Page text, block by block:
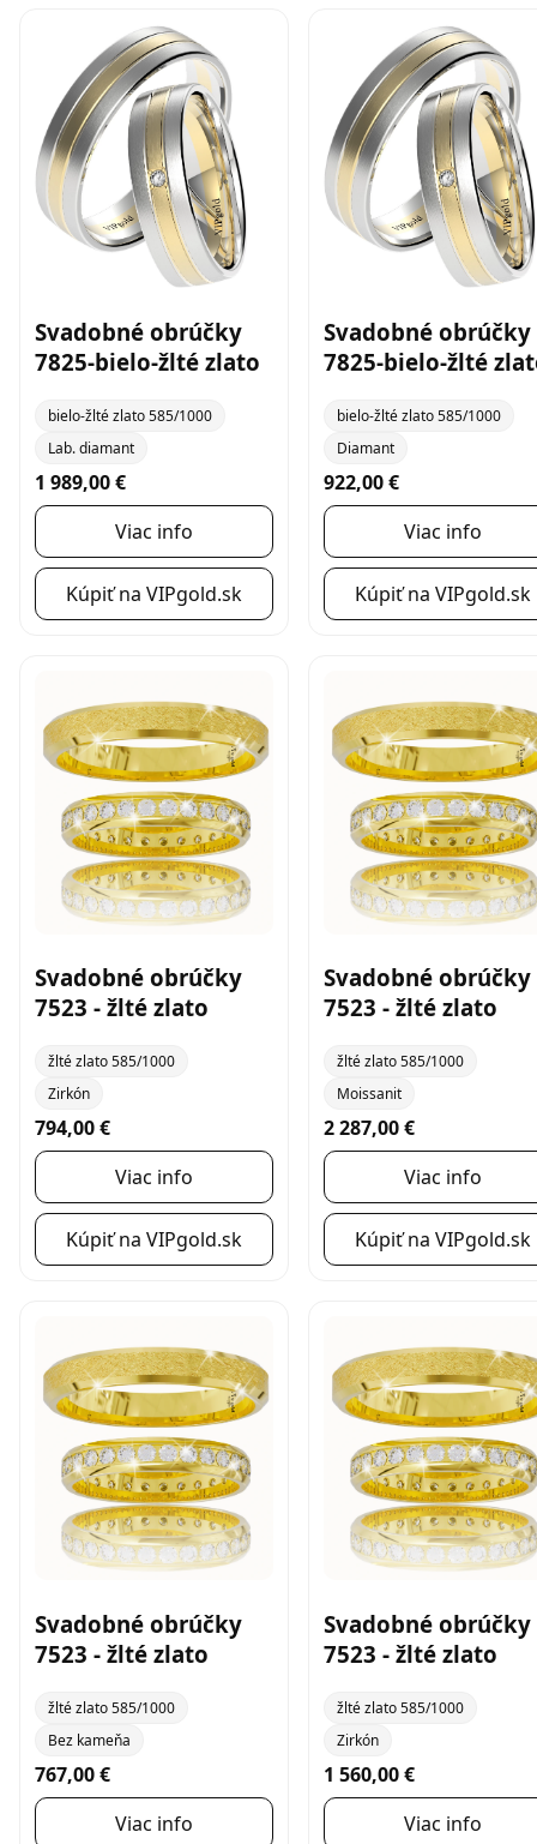
Svadobné obrúčky
7825-bielo-žlté zlato
bielo-žlté zlato 585/1000
Lab. diamant
1 989,00 €
Viac info
Kúpiť na VIPgold.sk
Svadobné obrúčky
7825-bielo-žlté
bielo-žlté zlato 585/1000
Diamant
922,00 €
Viac info
Kúpiť na VIPgold.sk
Svadobné obrúčky
7523 - žlté zlato
žlté zlato 585/1000
Zirkón
794,00 €
Viac info
Kúpiť na VIPgold.sk
Svadobné obrúčky
7523 - žlté zlato
žlté zlato 585/1000
Moissanit
2 287,00 €
Viac info
Kúpiť na VIPgold.sk
Svadobné obrúčky
7523 - žlté zlato
žlté zlato 585/1000
Bez kameňa
767,00 €
Viac info
Svadobné obrúčky
7523 - žlté zlato
žlté zlato 585/1000
Zirkón
1 560,00 €
Viac info